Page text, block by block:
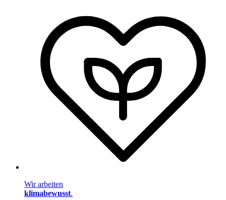
Wir arbeiten
klimabewusst.